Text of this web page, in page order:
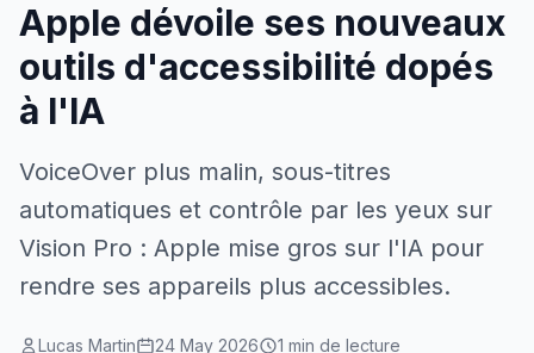
Apple dévoile ses nouveaux
outils d'accessibilité dopés
à l'IA
VoiceOver plus malin, sous-titres
automatiques et contrôle par les yeux sur
Vision Pro : Apple mise gros sur l'IA pour
rendre ses appareils plus accessibles.
Lucas Martin 24 May 2026 1 min de lecture